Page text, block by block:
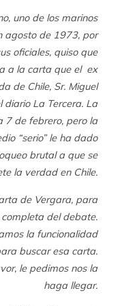
uno de los marinos
agosto de 1973, por
oficiales, quiso que
a la carta que el ex
de Chile, Sr. Miguel
La Tercera. La
7 de febrero, pero la
“serio” le ha dado
brutal a que se
la verdad en Chile.
de Vergara, para
del debate.
la funcionalidad
buscar esa carta.
le pedimos nos la
haga llegar.